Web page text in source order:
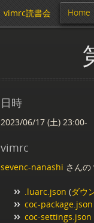
vimrc読書会 Home
日時
2023/06/17 (土) 23:00-
vimrc
sevenc-nanashi さん
.luarc.json (ダウ
coc-package.json
coc-settings.json